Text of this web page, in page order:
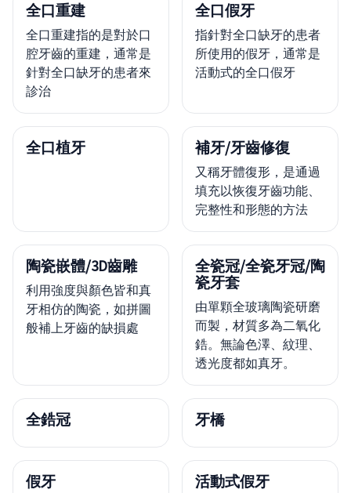
全口重建
全口重建指的是對於口
腔牙齒的重建，通常是
針對全口缺牙的患者來
診治
全口假牙
指針對全口缺牙的患者
所使用的假牙，通常是
活動式的全口假牙
全口植牙 補牙/牙齒修復
又稱牙體復形，是通過
填充以恢復牙齒功能、
完整性和形態的方法
陶瓷嵌體/3D齒雕
利用強度與顏色皆和真
牙相仿的陶瓷，如拼圖
般補上牙齒的缺損處
全瓷冠/全瓷牙冠/陶
瓷牙套
由單顆全玻璃陶瓷研磨
而製，材質多為二氧化
鋯。無論色澤、紋理、
透光度都如真牙。
全鋯冠 牙橋
假牙 活動式假牙